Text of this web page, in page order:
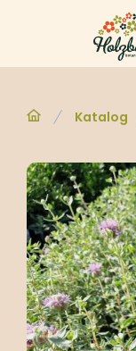
Katalog